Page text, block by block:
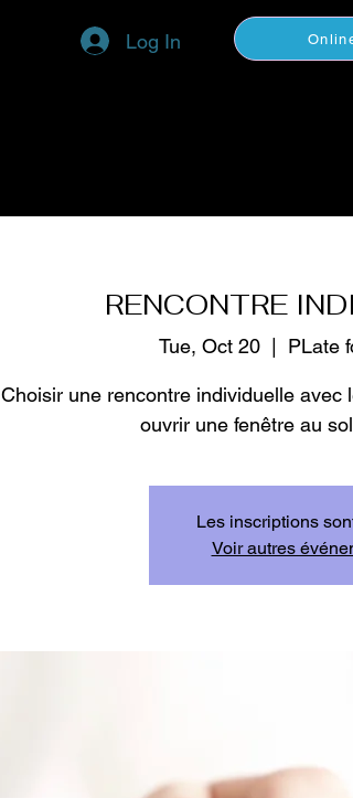
Log In
RENCONTRE
Tue, Oct 20
  |
PLate
Choisir une rencontre individuelle avec
ouvrir une fenêtre au
Les inscriptions
Voir autres